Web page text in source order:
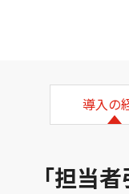
「担当
導入の